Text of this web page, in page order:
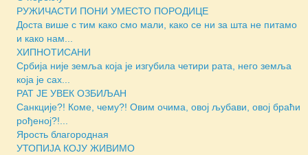
РУЖИЧАСТИ ПОНИ УМЕСТО ПОРОДИЦЕ
Доста више с тим како смо мали, како се ни за шта не питамо
и како нам...
ХИПНОТИСАНИ
Србија није земља која је изгубила четири рата, него земља
која је сах...
РАТ ЈЕ УВЕК ОЗБИЉАН
Санкције?! Коме, чему?! Овим очима, овој љубави, овој браћи
рођеној?!...
Ярость благородная
УТОПИЈА КОЈУ ЖИВИМО